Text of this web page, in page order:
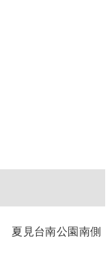
夏見台南公園南側